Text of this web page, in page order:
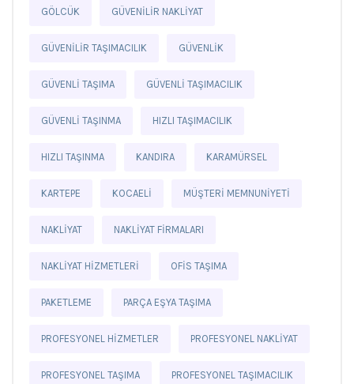
GÖLCÜK GÜVENILIR NAKLIYAT
GÜVENILIR TAŞIMACILIK GÜVENLIK
GÜVENLI TAŞIMA GÜVENLI TAŞIMACILIK
GÜVENLI TAŞINMA HIZLI TAŞIMACILIK
HIZLI TAŞINMA KANDIRA KARAMÜRSEL
KARTEPE KOCAELI MÜŞTERI MEMNUNIYETI
NAKLIYAT NAKLIYAT FIRMALARI
NAKLIYAT HIZMETLERI OFIS TAŞIMA
PAKETLEME PARÇA EŞYA TAŞIMA
PROFESYONEL HIZMETLER PROFESYONEL NAKLIYAT
PROFESYONEL TAŞIMA PROFESYONEL TAŞIMACILIK